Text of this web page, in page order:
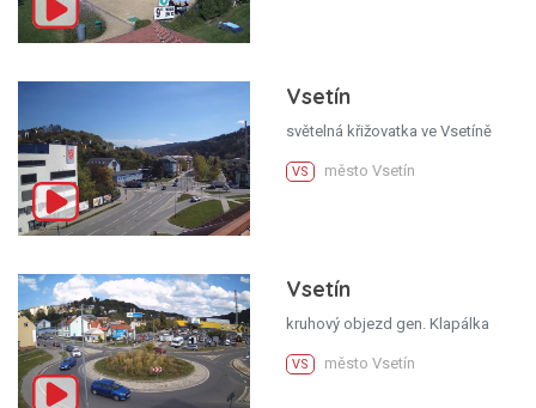
Vsetín
světelná křižovatka ve Vsetíně
VS město Vsetín
Vsetín
kruhový objezd gen. Klapálka
VS město Vsetín